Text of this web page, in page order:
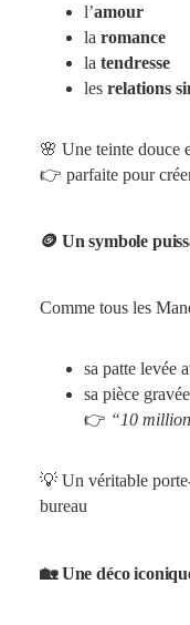
l’amour
la romance
la tendresse
les relations
🌸 Une teinte douce
👉 parfaite pour
🪙 Un symbole
Comme tous les
sa patte levée
sa pièce gravée
👉 “10
💡 Un véritable
bureau
🏡 Une déco